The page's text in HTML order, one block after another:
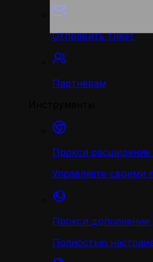
Отправить тикет
Партнёрам
Прокси расширение
Управляете своими
Прокси дополнение
Полностью